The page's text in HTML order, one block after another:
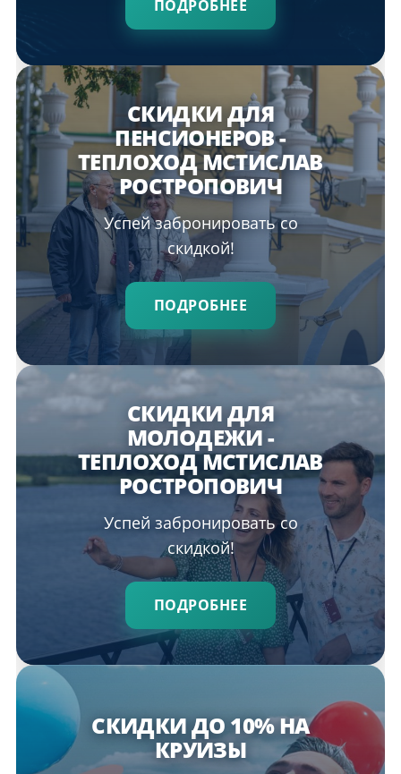
ПОДРОБНЕЕ
СКИДКИ ДЛЯ
ПЕНСИОНЕРОВ -
ТЕПЛОХОД МСТИСЛАВ
РОСТРОПОВИЧ
Успей забронировать со
скидкой!
ПОДРОБНЕЕ
СКИДКИ ДЛЯ
МОЛОДЕЖИ -
ТЕПЛОХОД МСТИСЛАВ
РОСТРОПОВИЧ
Успей забронировать со
скидкой!
ПОДРОБНЕЕ
СКИДКИ ДО 10% НА
КРУИЗЫ